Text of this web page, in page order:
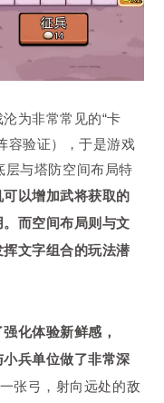
为非常常见的“卡
验证），于是游戏
层与塔防空间布局特
可以增加武将获取的
而空间布局则与文
文字组合的玩法潜
强化体验新鲜感，
小兵单位做了非常深
张弓，射向远处的敌